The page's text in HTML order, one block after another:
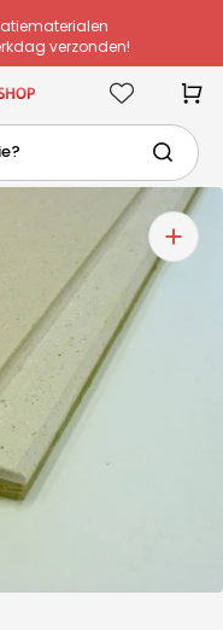
verzonden!
bezorging
specialisten